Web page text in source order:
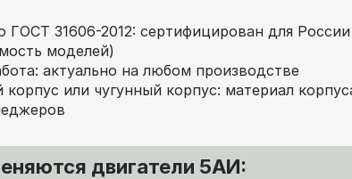
ГОСТ 31606-2012: сертифицирован для
моделей)
актуально на любом производстве
или чугунный корпус: материал
двигатели 5АИ: